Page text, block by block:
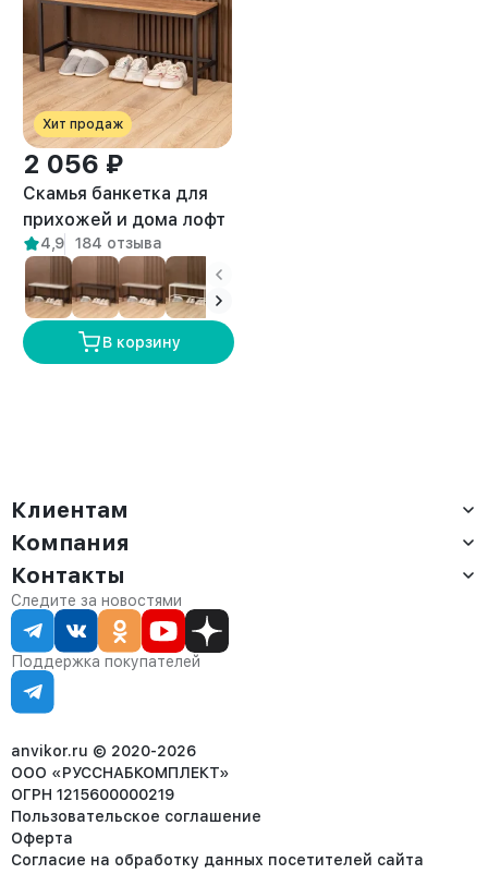
Хит продаж
2 056 ₽
Скамья банкетка для
прихожей и дома лофт
Велета черный/
амаретто
4,9 184 отзыва
В корзину
Клиентам
Доставка
Оплата
Сервис
Статус заказа
Статьи
Компания
О компании
Контакты
Партнёрам
Контакты
Отдел продаж:
8 (800) 234-22-62
corp@anvikor.ru
Ежедневно, с 7:00-19:00 (МСК)
Отдел рекламации:
8 (953) 455-25-61
Следите за новостями
Поддержка покупателей
anvikor.ru © 2020-2026
ООО «РУССНАБКОМПЛЕКТ»
ОГРН 1215600000219
Пользовательское соглашение
Оферта
Согласие на обработку данных посетителей сайта